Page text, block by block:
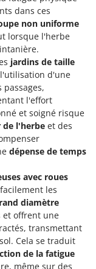
dans ces
non uniforme
lorsque l'herbe
jardins de taille
d'une
l'effort
et soigné risque
de l'herbe et des
dépense de temps
avec roues
les
diamètre
et offrent une
transmettant
Cela se traduit
de la fatigue
même sur des